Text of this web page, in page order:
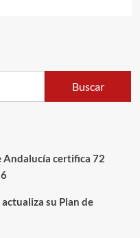
Buscar
Andalucía certifica 72
su Plan de